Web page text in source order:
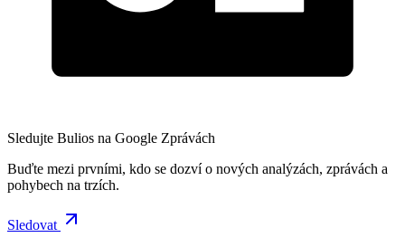
Sledujte Bulios na Google Zprávách
Buďte mezi prvními, kdo se dozví o nových analýzách, zprávách a
pohybech na trzích.
Sledovat